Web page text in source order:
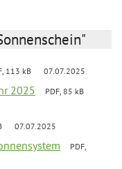
113 kB 07.07.2025
2025
PDF, 85 kB
07.07.2025
PDF,